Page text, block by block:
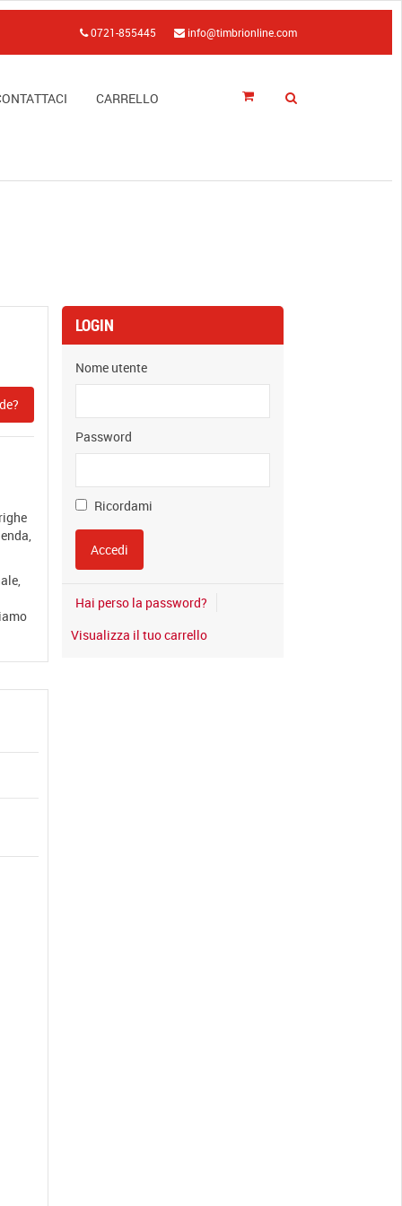
info@timbrionline.com
0721-855445
CARRELLO
LOGIN
Nome utente
Password
Ricordami
Hai perso la password?
Visualizza il tuo carrello